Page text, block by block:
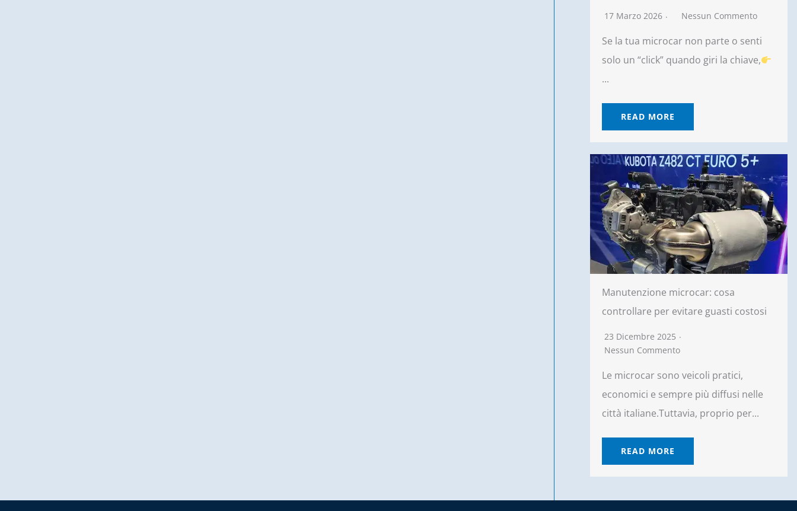
17 Marzo 2026 Nessun Commento
Se la tua microcar non parte o senti
solo un “click” quando giri la chiave,
...
READ MORE
Manutenzione microcar: cosa
controllare per evitare guasti costosi
23 Dicembre 2025
Nessun Commento
Le microcar sono veicoli pratici,
economici e sempre più diffusi nelle
città italiane.Tuttavia, proprio per...
READ MORE